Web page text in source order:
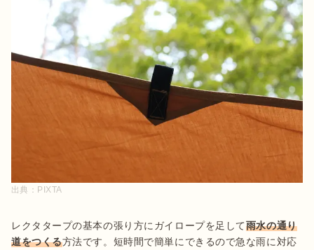
出典： PIXTA
レクタタープの基本の張り方にガイロープを足して雨水の通り
道をつくる方法です。短時間で簡単にできるので急な雨に対応